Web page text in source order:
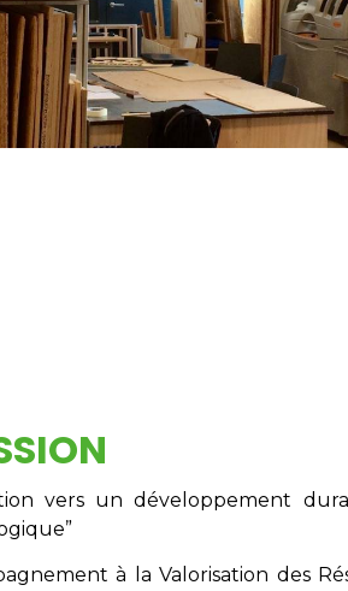
vers un développement
à la Valorisation des